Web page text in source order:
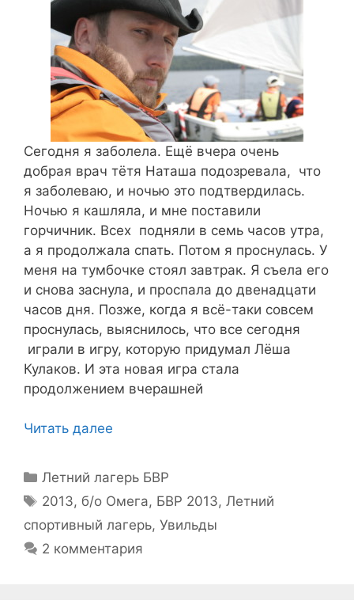
Сегодня я заболела. Ещё вчера очень
добрая врач тётя Наташа подозревала, что
я заболеваю, и ночью это подтвердилась.
Ночью я кашляла, и мне поставили
горчичник. Всех подняли в семь часов утра,
а я продолжала спать. Потом я проснулась. У
меня на тумбочке стоял завтрак. Я съела его
и снова заснула, и проспала до двенадцати
часов дня. Позже, когда я всё-таки совсем
проснулась, выяснилось, что все сегодня
играли в игру, которую придумал Лёша
Кулаков. И эта новая игра стала
продолжением вчерашней
Читать далее
Рубрики
Летний лагерь БВР
Метки
2013, б/о Омега, БВР 2013,Летний
спортивный лагерь, Увильды
2 комментария